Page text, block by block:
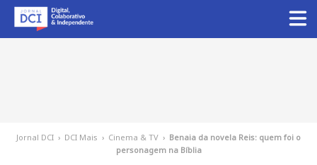
Jornal DCI › DCI Mais › Cinema & TV › Benaia da novela Reis: quem foi o
personagem na Bíblia